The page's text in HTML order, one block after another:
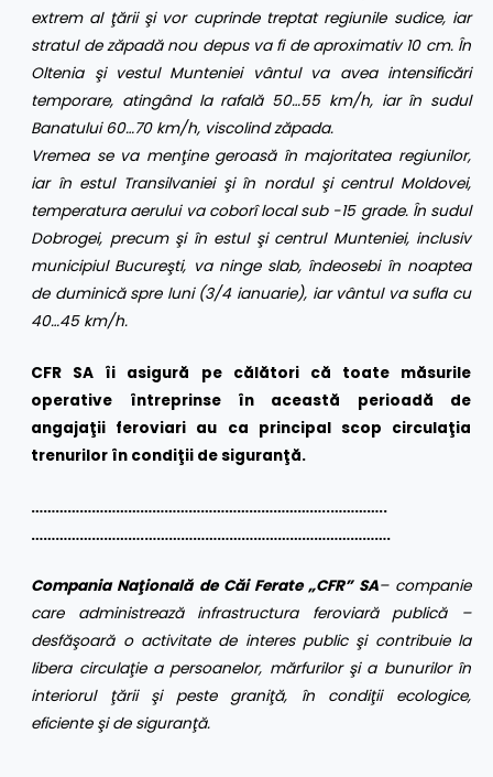
extrem al ţării şi vor cuprinde treptat regiunile sudice, iar
stratul de zăpadă nou depus va fi de aproximativ 10 cm. În
Oltenia şi vestul Munteniei vântul va avea intensificări
temporare, atingând la rafală 50…55 km/h, iar în sudul
Banatului 60…70 km/h, viscolind zăpada.
Vremea se va menţine geroasă în majoritatea regiunilor,
iar în estul Transilvaniei şi în nordul şi centrul Moldovei,
temperatura aerului va coborî local sub -15 grade. În sudul
Dobrogei, precum şi în estul şi centrul Munteniei, inclusiv
municipiul Bucureşti, va ninge slab, îndeosebi în noaptea
de duminică spre luni (3/4 ianuarie), iar vântul va sufla cu
40…45 km/h.
CFR SA îi asigură pe călători că toate măsurile
operative întreprinse în această perioadă de
angajaţii feroviari au ca principal scop circulaţia
trenurilor în condiţii de siguranţă.
………………………………………………………………..…………..
……………………….…………………………………………………….
Compania Naţională de Căi Ferate „CFR” SA– companie
care administrează infrastructura feroviară publică –
desfăşoară o activitate de interes public şi contribuie la
libera circulaţie a persoanelor, mărfurilor şi a bunurilor în
interiorul ţării şi peste graniţă, în condiţii ecologice,
eficiente şi de siguranţă.